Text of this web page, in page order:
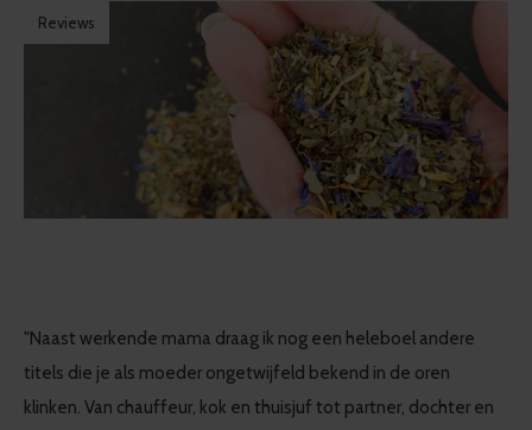
Reviews
"Naast werkende mama draag ik nog een heleboel andere
titels die je als moeder ongetwijfeld bekend in de oren
klinken. Van chauffeur, kok en thuisjuf tot partner, dochter en